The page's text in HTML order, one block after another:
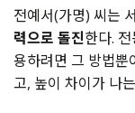
전예서(가명) 씨는
력으로 돌진한다.
용하려면 그 방법뿐
고, 높이 차이가 나